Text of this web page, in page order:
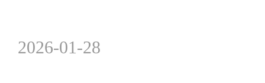
2026-01-28